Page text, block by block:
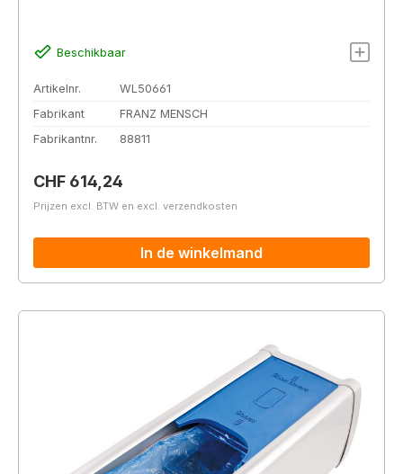
Beschikbaar
Artikelnr.
WL50661
Fabrikant
FRANZ MENSCH
Fabrikantnr.
88811
Normale prijs:
CHF 614,24
Prijzen excl. BTW en excl. verzendkosten
In de winkelmand